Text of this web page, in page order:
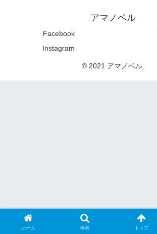
アマノベル
Facebook
Instagram
© 2021 アマノベル.
ホーム 検索 トップ